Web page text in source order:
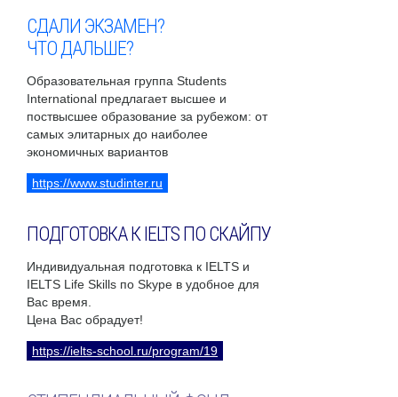
СДАЛИ ЭКЗАМЕН?
ЧТО ДАЛЬШЕ?
Образовательная группа Students
International предлагает высшее и
поствысшее образование за рубежом: от
самых элитарных до наиболее
экономичных вариантов
https://www.studinter.ru
ПОДГОТОВКА К IELTS ПО СКАЙПУ
Индивидуальная подготовка к IELTS и
IELTS Life Skills по Skype в удобное для
Вас время.
Цена Вас обрадует!
https://ielts-school.ru/program/19